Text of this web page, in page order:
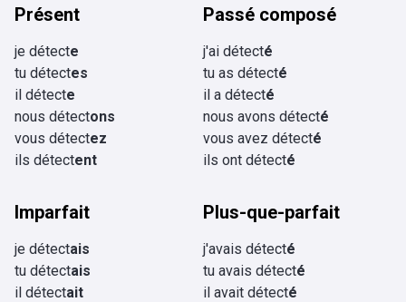
Présent
je détecte
tu détectes
il détecte
nous détectons
vous détectez
ils détectent
Passé composé
j'ai détecté
tu as détecté
il a détecté
nous avons détecté
vous avez détecté
ils ont détecté
Imparfait
je détectais
tu détectais
il détectait
Plus-que-parfait
j'avais détecté
tu avais détecté
il avait détecté